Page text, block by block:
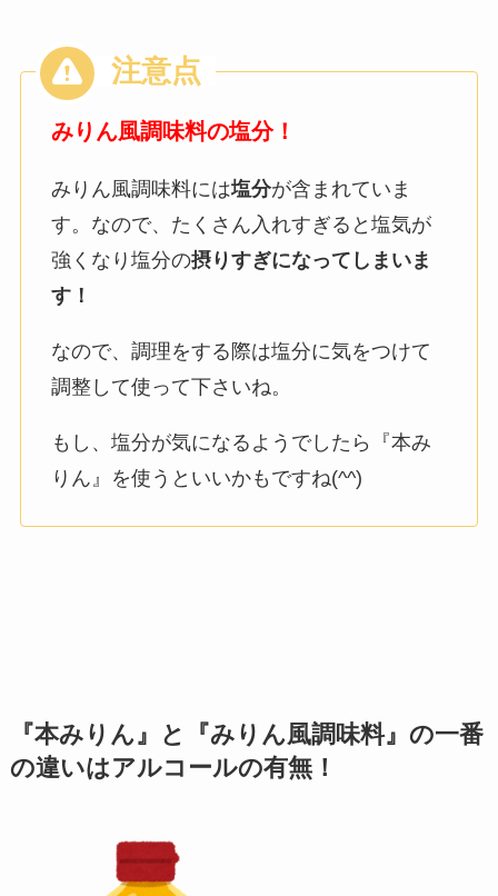
みりん風調味料の塩分！
みりん風調味料には塩分が含まれていま
す。なので、たくさん入れすぎると塩気が
強くなり塩分の摂りすぎになってしまいま
す！
なので、調理をする際は塩分に気をつけて
調整して使って下さいね。
もし、塩分が気になるようでしたら『本み
りん』を使うといいかもですね(^^)
『本みりん』と『みりん風調味料』の一番
の違いはアルコールの有無！